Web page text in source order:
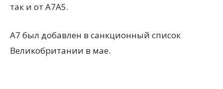
так и от A7A5.
A7 был добавлен в санкционный список
Великобритании в мае.